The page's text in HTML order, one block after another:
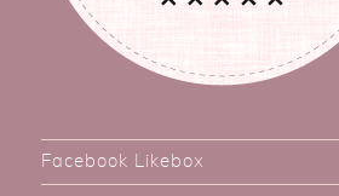
Facebook Likebox